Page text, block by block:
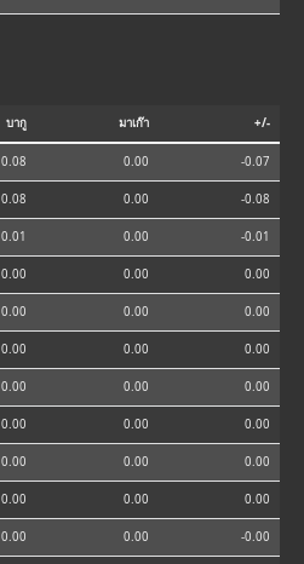
บากู มาเก๊า +/-
0.08 0.00 -0.07
0.08 0.00 -0.08
0.01 0.00 -0.01
0.00 0.00 0.00
0.00 0.00 0.00
0.00 0.00 0.00
0.00 0.00 0.00
0.00 0.00 0.00
0.00 0.00 0.00
0.00 0.00 0.00
0.00 0.00 -0.00